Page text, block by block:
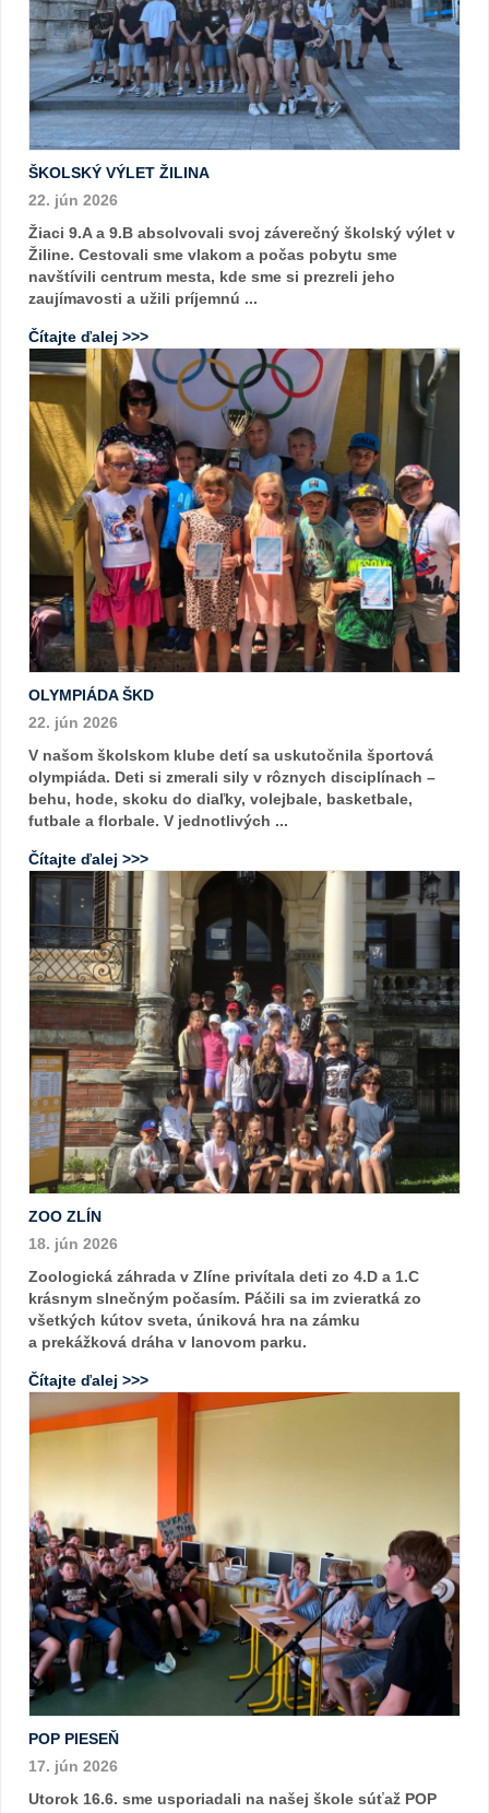
ŠKOLSKÝ VÝLET ŽILINA
22. jún 2026
Žiaci 9.A a 9.B absolvovali svoj záverečný školský výlet v
Žiline. Cestovali sme vlakom a počas pobytu sme
navštívili centrum mesta, kde sme si prezreli jeho
zaujímavosti a užili príjemnú ...
Čítajte ďalej >>>
OLYMPIÁDA ŠKD
22. jún 2026
V našom školskom klube detí sa uskutočnila športová
olympiáda. Deti si zmerali sily v rôznych disciplínach –
behu, hode, skoku do diaľky, volejbale, basketbale,
futbale a florbale. V jednotlivých ...
Čítajte ďalej >>>
ZOO ZLÍN
18. jún 2026
Zoologická záhrada v Zlíne privítala deti zo 4.D a 1.C
krásnym slnečným počasím. Páčili sa im zvieratká zo
všetkých kútov sveta, úniková hra na zámku
a prekážková dráha v lanovom parku.
Čítajte ďalej >>>
POP PIESEŇ
17. jún 2026
Utorok 16.6. sme usporiadali na našej škole súťaž POP